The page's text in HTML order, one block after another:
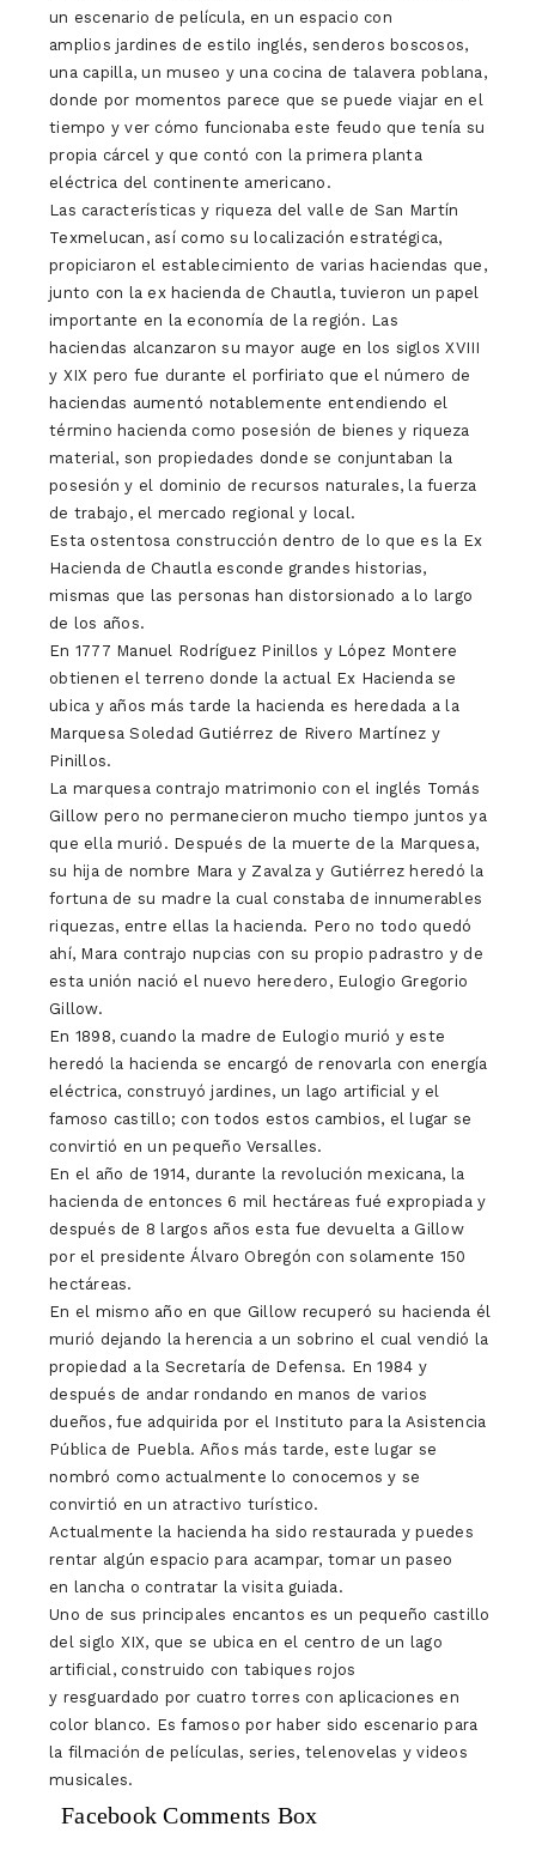
un escenario de película, en un espacio con
amplios jardines de estilo inglés, senderos boscosos,
una capilla, un museo y una cocina de talavera poblana,
donde por momentos parece que se puede viajar en el
tiempo y ver cómo funcionaba este feudo que tenía su
propia cárcel y que contó con la primera planta
eléctrica del continente americano.
Las características y riqueza del valle de San Martín
Texmelucan, así como su localización estratégica,
propiciaron el establecimiento de varias haciendas que,
junto con la ex hacienda de Chautla, tuvieron un papel
importante en la economía de la región. Las
haciendas alcanzaron su mayor auge en los siglos XVIII
y XIX pero fue durante el porfiriato que el número de
haciendas aumentó notablemente entendiendo el
término hacienda como posesión de bienes y riqueza
material, son propiedades donde se conjuntaban la
posesión y el dominio de recursos naturales, la fuerza
de trabajo, el mercado regional y local.
Esta ostentosa construcción dentro de lo que es la Ex
Hacienda de Chautla esconde grandes historias,
mismas que las personas han distorsionado a lo largo
de los años.
En 1777 Manuel Rodríguez Pinillos y López Montere
obtienen el terreno donde la actual Ex Hacienda se
ubica y años más tarde la hacienda es heredada a la
Marquesa Soledad Gutiérrez de Rivero Martínez y
Pinillos.
La marquesa contrajo matrimonio con el inglés Tomás
Gillow pero no permanecieron mucho tiempo juntos ya
que ella murió. Después de la muerte de la Marquesa,
su hija de nombre Mara y Zavalza y Gutiérrez heredó la
fortuna de su madre la cual constaba de innumerables
riquezas, entre ellas la hacienda. Pero no todo quedó
ahí, Mara contrajo nupcias con su propio padrastro y de
esta unión nació el nuevo heredero, Eulogio Gregorio
Gillow.
En 1898, cuando la madre de Eulogio murió y este
heredó la hacienda se encargó de renovarla con energía
eléctrica, construyó jardines, un lago artificial y el
famoso castillo; con todos estos cambios, el lugar se
convirtió en un pequeño Versalles.
En el año de 1914, durante la revolución mexicana, la
hacienda de entonces 6 mil hectáreas fué expropiada y
después de 8 largos años esta fue devuelta a Gillow
por el presidente Álvaro Obregón con solamente 150
hectáreas.
En el mismo año en que Gillow recuperó su hacienda él
murió dejando la herencia a un sobrino el cual vendió la
propiedad a la Secretaría de Defensa. En 1984 y
después de andar rondando en manos de varios
dueños, fue adquirida por el Instituto para la Asistencia
Pública de Puebla. Años más tarde, este lugar se
nombró como actualmente lo conocemos y se
convirtió en un atractivo turístico.
Actualmente la hacienda ha sido restaurada y puedes
rentar algún espacio para acampar, tomar un paseo
en lancha o contratar la visita guiada.
Uno de sus principales encantos es un pequeño castillo
del siglo XIX, que se ubica en el centro de un lago
artificial, construido con tabiques rojos
y resguardado por cuatro torres con aplicaciones en
color blanco. Es famoso por haber sido escenario para
la filmación de películas, series, telenovelas y videos
musicales.
Facebook Comments Box